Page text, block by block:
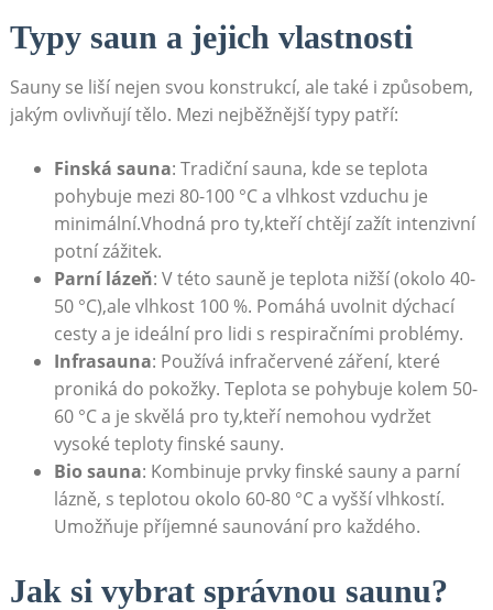
Typy saun a jejich vlastnosti
Sauny se liší nejen svou konstrukcí, ale také i způsobem,
jakým ovlivňují tělo. Mezi nejběžnější typy patří:
Finská sauna: Tradiční sauna, kde se teplota
pohybuje mezi 80-100 °C a vlhkost vzduchu je
minimální.Vhodná pro ty,kteří chtějí zažít intenzivní
potní zážitek.
Parní lázeň: V této sauně je teplota nižší (okolo 40-
50 °C),ale vlhkost 100 %. Pomáhá uvolnit dýchací
cesty a je ideální pro lidi s respiračními problémy.
Infrasauna: Používá infračervené záření, které
proniká do pokožky. Teplota se pohybuje kolem 50-
60 °C a je skvělá pro ty,kteří nemohou vydržet
vysoké teploty finské sauny.
Bio sauna: Kombinuje prvky finské sauny a parní
lázně, s teplotou okolo 60-80 °C a vyšší vlhkostí.
Umožňuje příjemné saunování pro každého.
Jak si vybrat správnou saunu?